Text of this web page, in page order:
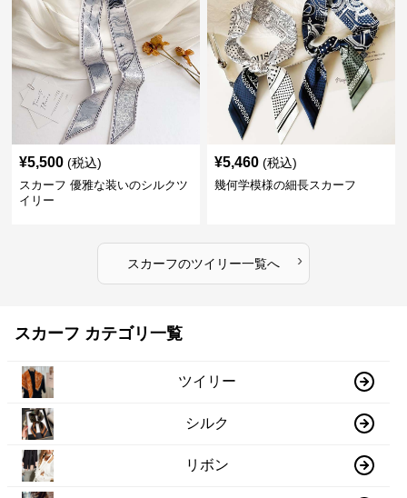
¥5,500 (税込)
スカーフ 優雅な装いのシルクツ
イリー
¥5,460 (税込)
幾何学模様の細長スカーフ
スカーフのツイリー一覧へ ›
スカーフ カテゴリ一覧
ツイリー
シルク
リボン